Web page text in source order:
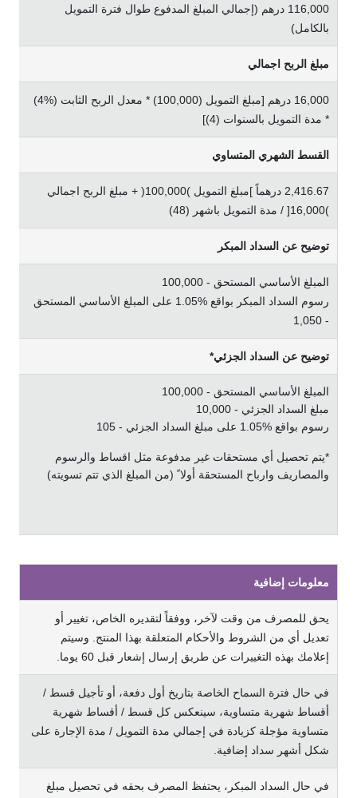
116,000 درﻫﻢ (إﺟﻤﺎﻟﻲ اﻟﻤﺒﻠﻎ اﻟﻤﺪﻓﻮع ﻃﻮال ﻓﺘﺮة اﻟﺘﻤﻮﻳﻞ
ﺑﺎﻟﻜﺎﻣﻞ)
ﻣﺒﻠﻎ اﻟﺮﺑﺢ اﺟﻤﺎﻟﻲ
16,000 درﻫﻢ [ﻣﺒﻠﻎ اﻟﺘﻤﻮﻳﻞ (100,000) * ﻣﻌﺪل اﻟﺮﺑﺢ اﻟﺜﺎﺑﺖ (%4)
* ﻣﺪة اﻟﺘﻤﻮﻳﻞ ﺑﺎﻟﺴﻨﻮات (4)]
اﻟﻘﺴﻂ اﻟﺸﻬﺮي اﻟﻤﺘﺴﺎوي
2,416.67 درﻫﻤﺎً ]ﻣﺒﻠﻎ اﻟﺘﻤﻮﻳﻞ )100,000( + ﻣﺒﻠﻎ اﻟﺮﺑﺢ اﺟﻤﺎﻟﻲ
)16,000[ / ﻣﺪة اﻟﺘﻤﻮﻳﻞ ﺑﺎﺷﻬﺮ (48)
ﺗﻮﺿﻴﺢ ﻋﻦ اﻟﺴﺪاد اﻟﻤﺒﻜﺮ
اﻟﻤﺒﻠﻎ الأساسي اﻟﻤﺴﺘﺤﻖ - 100,000
رﺳﻮم اﻟﺴﺪاد اﻟﻤﺒﻜﺮ ﺑﻮاﻗﻊ %1.05 ﻋﻠﻰ اﻟﻤﺒﻠﻎ
الأساسي اﻟﻤﺴﺘﺤﻖ
- 1,050
ﺗﻮﺿﻴﺢ ﻋﻦ اﻟﺴﺪاد اﻟﺠﺰﺋﻲ*
اﻟﻤﺒﻠﻎ الأساسي اﻟﻤﺴﺘﺤﻖ - 100,000
ﻣﺒﻠﻎ اﻟﺴﺪاد اﻟﺠﺰﺋﻲ - 10,000
رﺳﻮم ﺑﻮاﻗﻊ %1.05 ﻋﻠﻰ ﻣﺒﻠﻎ اﻟﺴﺪاد اﻟﺠﺰﺋﻲ - 105
*ﻳﺘﻢ ﺗﺤﺼﻴﻞ أي ﻣﺴﺘﺤﻘﺎت ﻏﻴﺮ ﻣﺪﻓﻮﻋﺔ ﻣﺜﻞ اﻗﺴﺎط واﻟﺮﺳﻮم
واﻟﻤﺼﺎرﻳﻒ وارﺑﺎح اﻟﻤﺴﺘﺤﻘﺔ أوﻻ ً (ﻣﻦ اﻟﻤﺒﻠﻎ اﻟﺬي ﺗﺘﻢ ﺗﺴﻮﻳﺘﻪ)
ﻣﻌﻠﻮﻣﺎت إﺿﺎﻓﻴﺔ
يحق للمصرف من وقت لآخر، ووفقاً لتقديره الخاص، تغيير أو
تعديل أي من الشروط والأحكام المتعلقة بهذا المنتج. وسيتم
إعلامك بهذه التغييرات عن طريق إرسال إشعار قبل 60 يوما.
في حال فترة السماح الخاصة بتاريخ أول دفعة، أو تأجيل قسط /
أقساط شهرية متساوية، سينعكس كل قسط / أقساط شهرية
متساوية مؤجلة كزيادة في إجمالي مدة التمويل / مدة الإجارة على
شكل أشهر سداد إضافية.
في حال السداد المبكر، يحتفظ المصرف بحقه في تحصيل مبلغ